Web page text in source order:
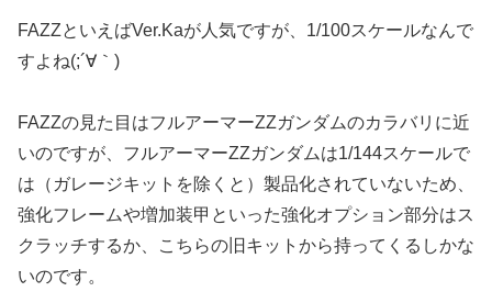
FAZZといえばVer.Kaが人気ですが、1/100スケールなんで
すよね(;´∀｀)
FAZZの見た目はフルアーマーZZガンダムのカラバリに近
いのですが、フルアーマーZZガンダムは1/144スケールで
は（ガレージキットを除くと）製品化されていないため、
強化フレームや増加装甲といった強化オプション部分はス
クラッチするか、こちらの旧キットから持ってくるしかな
いのです。